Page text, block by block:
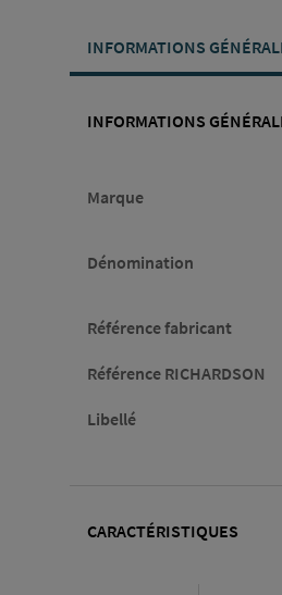
INFORMATIONS
INFORMATIONS
Marque
Dénomination
Référence fabricant
Référence RICHARDSON
Libellé
CARACTÉRISTIQUES